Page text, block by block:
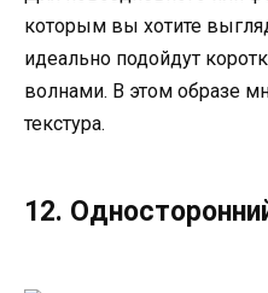
которым вы хотите
идеально подойдут
волнами. В этом образе
текстура.
12.